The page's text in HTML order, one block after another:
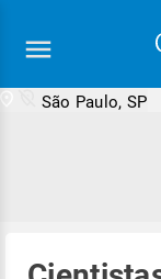
São Paulo, SP